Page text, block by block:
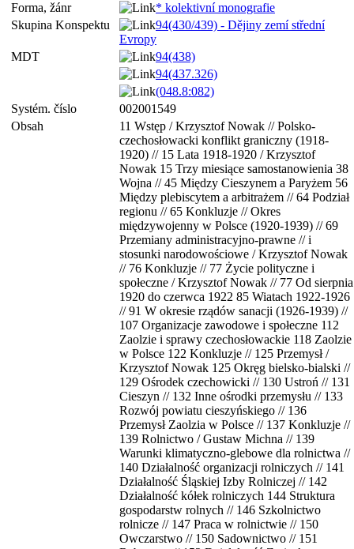
Forma, žánr
* kolektivní monografie
Skupina Konspektu
94(430/439) - Dějiny zemí střední
Evropy
MDT
94(438)
94(437.326)
(048.8:082)
Systém. číslo
002001549
Obsah
11 Wstęp / Krzysztof Nowak // Polsko-
czechosłowacki konflikt graniczny (1918-
1920) // 15 Lata 1918-1920 / Krzysztof
Nowak 15 Trzy miesiące samostanowienia 38
Wojna // 45 Między Cieszynem a Paryżem 56
Między plebiscytem a arbitrażem // 64 Podział
regionu // 65 Konkluzje // Okres
międzywojenny w Polsce (1920-1939) // 69
Przemiany administracyjno-prawne // i
stosunki narodowościowe / Krzysztof Nowak
// 76 Konkluzje // 77 Życie polityczne i
społeczne / Krzysztof Nowak // 77 Od sierpnia
1920 do czerwca 1922 85 Wiatach 1922-1926
// 91 W okresie rządów sanacji (1926-1939) //
107 Organizacje zawodowe i społeczne 112
Zaolzie i sprawy czechosłowackie 118 Zaolzie
w Polsce 122 Konkluzje // 125 Przemysł /
Krzysztof Nowak 125 Okręg bielsko-bialski //
129 Ośrodek czechowicki // 130 Ustroń // 131
Cieszyn // 132 Inne ośrodki przemysłu // 133
Rozwój powiatu cieszyńskiego // 136
Przemysł Zaolzia w Polsce // 137 Konkluzje //
139 Rolnictwo / Gustaw Michna // 139
Warunki klimatyczno-glebowe dla rolnictwa //
140 Działalność organizacji rolniczych // 141
Działalność Śląskiej Izby Rolniczej // 142
Działalność kółek rolniczych 144 Struktura
gospodarstw rolnych // 146 Szkolnictwo
rolnicze // 147 Praca w rolnictwie // 150
Owczarstwo // 150 Sadownictwo // 151